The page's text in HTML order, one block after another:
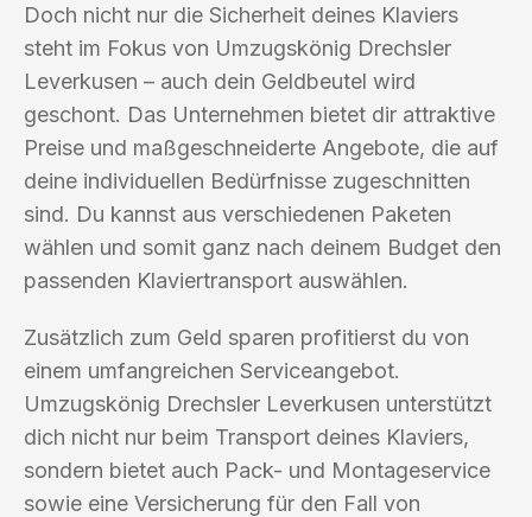
Doch nicht nur die Sicherheit deines Klaviers
steht im Fokus von Umzugskönig Drechsler
Leverkusen – auch dein Geldbeutel wird
geschont. Das Unternehmen bietet dir attraktive
Preise und maßgeschneiderte Angebote, die auf
deine individuellen Bedürfnisse zugeschnitten
sind. Du kannst aus verschiedenen Paketen
wählen und somit ganz nach deinem Budget den
passenden Klaviertransport auswählen.
Zusätzlich zum Geld sparen profitierst du von
einem umfangreichen Serviceangebot.
Umzugskönig Drechsler Leverkusen unterstützt
dich nicht nur beim Transport deines Klaviers,
sondern bietet auch Pack- und Montageservice
sowie eine Versicherung für den Fall von